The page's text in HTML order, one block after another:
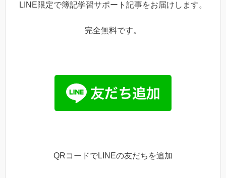
LINE限定で簿記学習サポート記事をお届けします。
完全無料です。
QRコードでLINEの友だちを追加